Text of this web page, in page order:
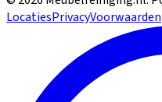
LocatiesPrivacyVoorwaarden